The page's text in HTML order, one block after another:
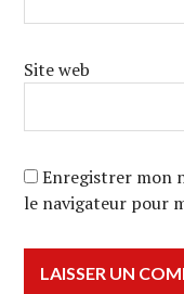
Site web
Enregistrer mon
le navigateur pour